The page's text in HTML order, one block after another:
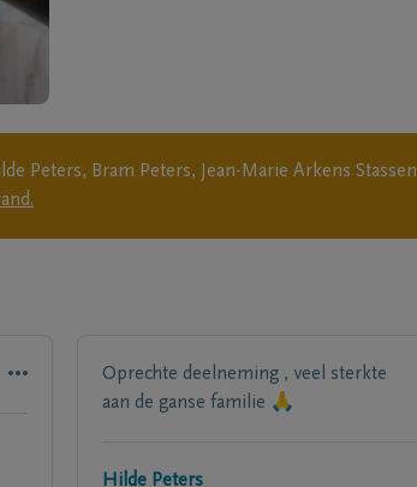
Peters, Bram Peters, Jean-Marie Arkens Stassen
Oprechte deelneming , veel sterkte
aan de ganse familie 🙏
Hilde Peters